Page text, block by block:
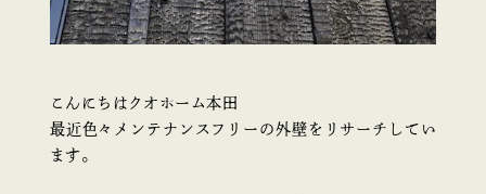
こんにちはクオホーム本田
最近色々メンテナンスフリーの外壁をリサーチしてい
ます。